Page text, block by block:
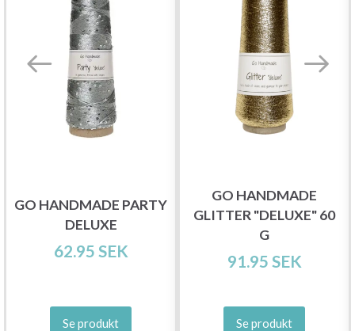
GO HANDMADE PARTY
DELUXE
62.95 SEK
Se produkt
GO HANDMADE
GLITTER "DELUXE" 60
G
91.95 SEK
Se produkt